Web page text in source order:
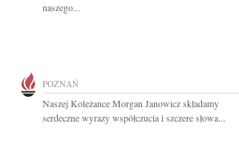
naszego...
POZNAŃ
Naszej Koleżance Morgan Janowicz składamy
serdeczne wyrazy współczucia i szczere słowa...